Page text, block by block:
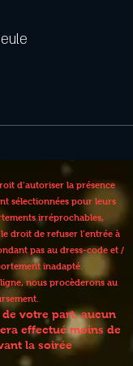
d’autoriser la présence
sélectionnées pour leurs
irréprochables,
droit de refuser l’entrée à
pas au dress-code et /
inadapté.
nous procèderons au
votre part, aucun
effectué moins de
la soirée